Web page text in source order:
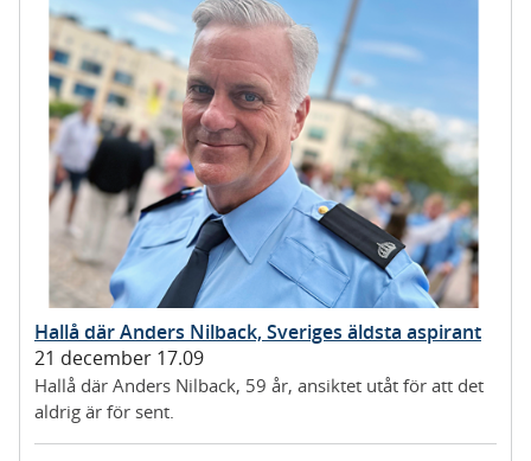
Hallå där Anders Nilback, Sveriges äldsta aspirant
21 december 17.09
Hallå där Anders Nilback, 59 år, ansiktet utåt för att det
aldrig är för sent.